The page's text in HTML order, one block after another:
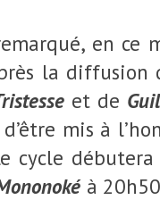
en ce
la
et de
d’être mis à
cycle
à